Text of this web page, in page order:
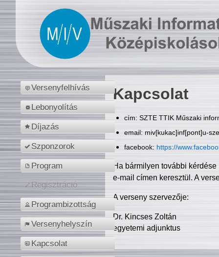
Versenyfelhívás
Lebonyolítás
Díjazás
Szponzorok
Program
Regisztráció
Programbizottság
Versenyhelyszín
Kapcsolat
Kapcsolat
cím: SZTE TTIK Műszaki
email: miv[kukac]inf[pont]u-
facebook: https://
Ha bármilyen további
e-mail címen keresztül. A
A verseny szervezője:
Dr. Kincses Zoltán
egyetemi adjunktus